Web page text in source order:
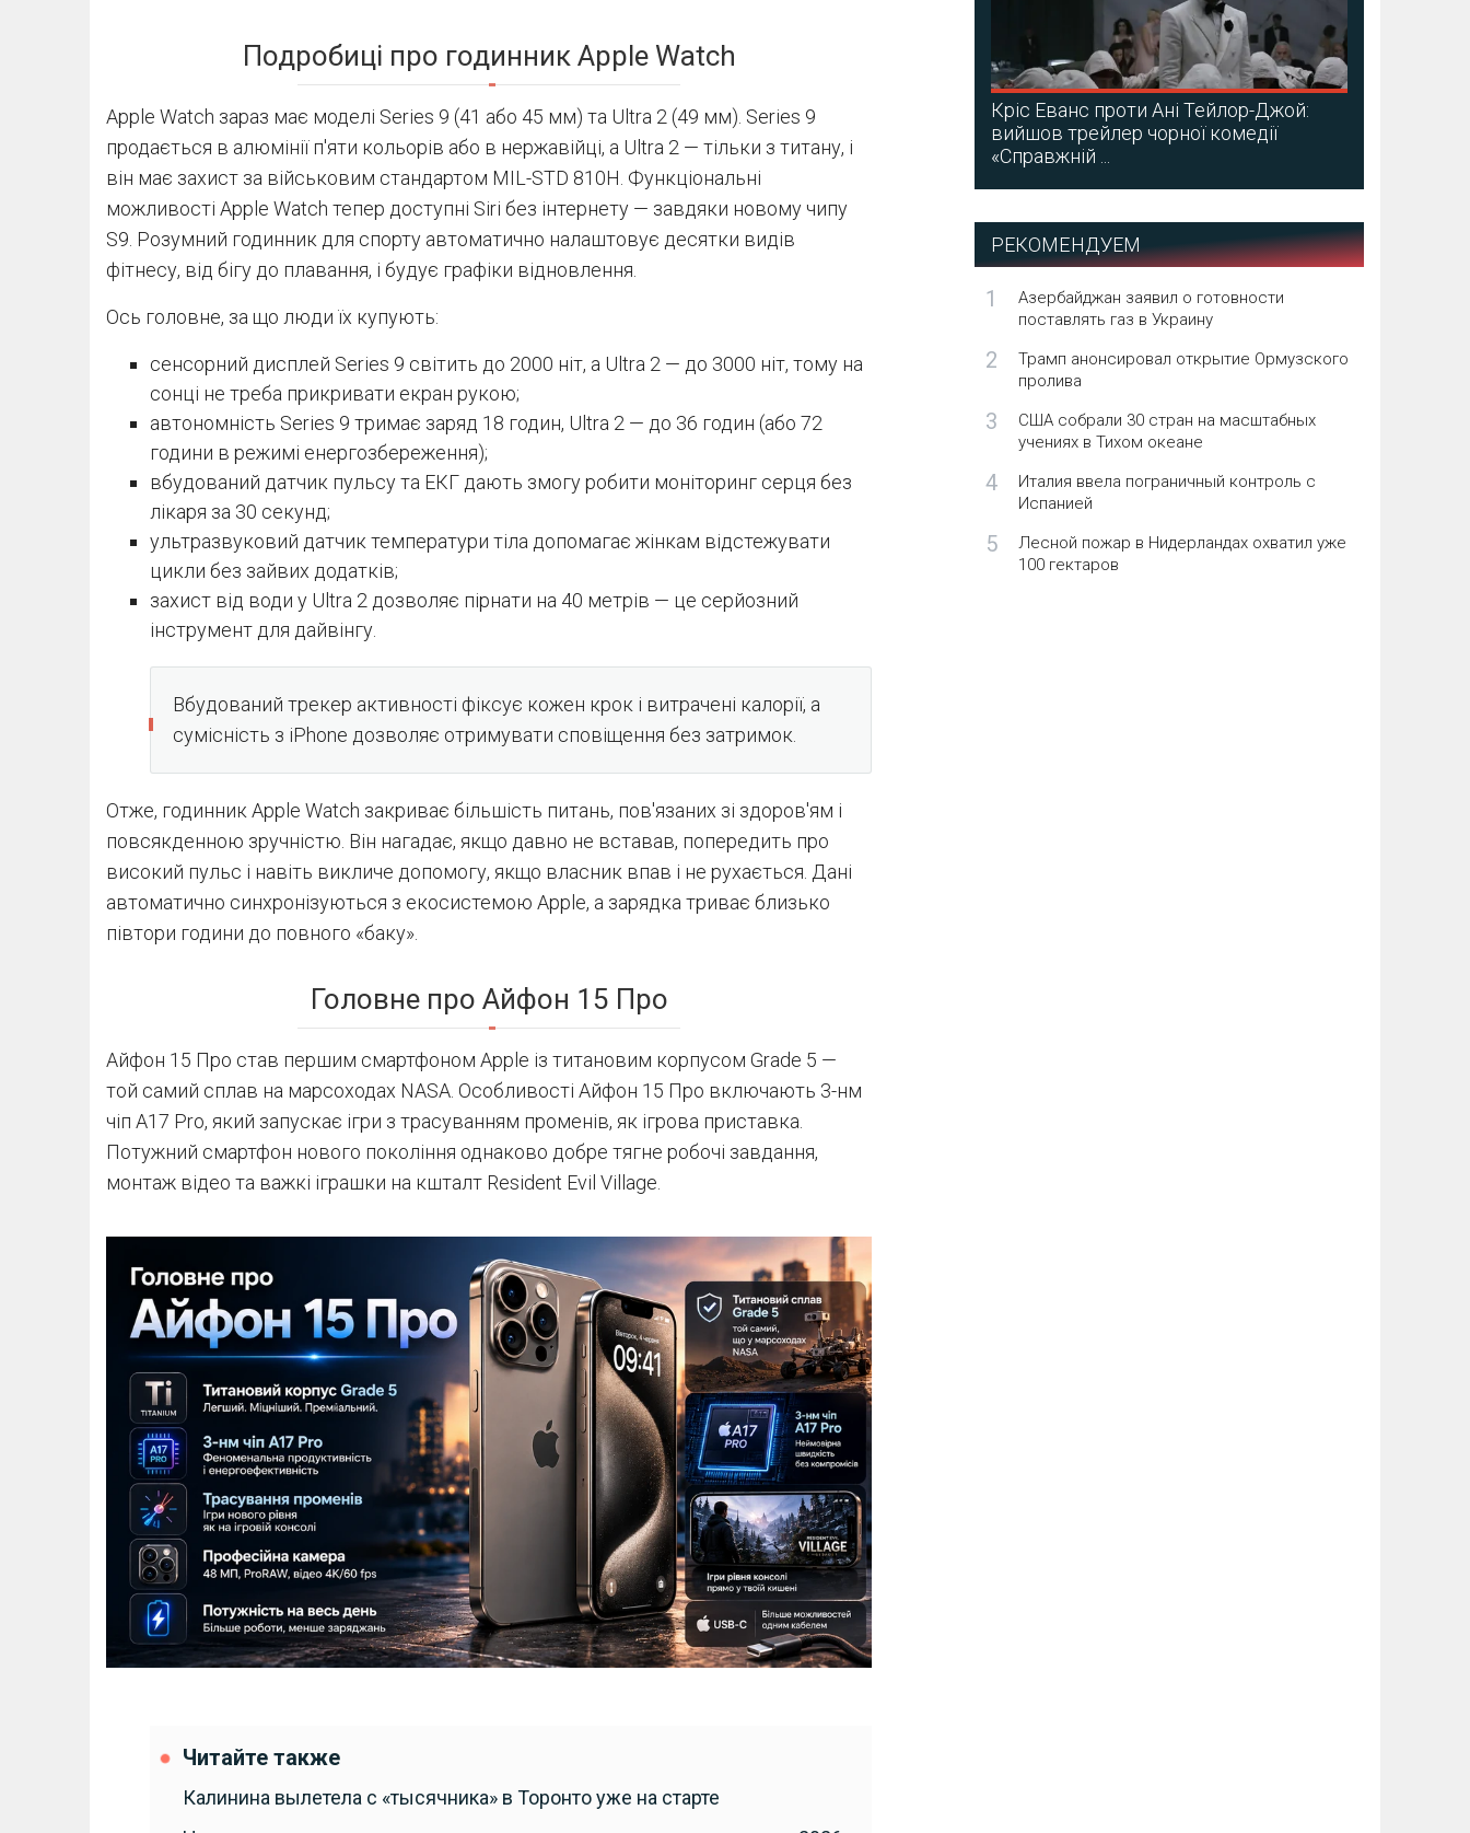
Подробиці про годинник Apple Watch
Apple Watch зараз має моделі Series 9 (41 або 45 мм) та Ultra 2 (49 мм). Series 9
продається в алюмінії п'яти кольорів або в нержавійці, а Ultra 2 — тільки з титану, і
він має захист за військовим стандартом MIL-STD 810H. Функціональні
можливості Apple Watch тепер доступні Siri без інтернету — завдяки новому чипу
S9. Розумний годинник для спорту автоматично налаштовує десятки видів
фітнесу, від бігу до плавання, і будує графіки відновлення.
Ось головне, за що люди їх купують:
сенсорний дисплей Series 9 світить до 2000 ніт, а Ultra 2 — до 3000 ніт, тому на
сонці не треба прикривати екран рукою;
автономність Series 9 тримає заряд 18 годин, Ultra 2 — до 36 годин (або 72
години в режимі енергозбереження);
вбудований датчик пульсу та ЕКГ дають змогу робити моніторинг серця без
лікаря за 30 секунд;
ультразвуковий датчик температури тіла допомагає жінкам відстежувати
цикли без зайвих додатків;
захист від води у Ultra 2 дозволяє пірнати на 40 метрів — це серйозний
інструмент для дайвінгу.
Вбудований трекер активності фіксує кожен крок і витрачені калорії, а
сумісність з iPhone дозволяє отримувати сповіщення без затримок.
Отже, годинник Apple Watch закриває більшість питань, пов'язаних зі здоров'ям і
повсякденною зручністю. Він нагадає, якщо давно не вставав, попередить про
високий пульс і навіть викличе допомогу, якщо власник впав і не рухається. Дані
автоматично синхронізуються з екосистемою Apple, а зарядка триває близько
півтори години до повного «баку».
Головне про Айфон 15 Про
Айфон 15 Про став першим смартфоном Apple із титановим корпусом Grade 5 —
той самий сплав на марсоходах NASA. Особливості Айфон 15 Про включають 3-нм
чіп A17 Pro, який запускає ігри з трасуванням променів, як ігрова приставка.
Потужний смартфон нового покоління однаково добре тягне робочі завдання,
монтаж відео та важкі іграшки на кшталт Resident Evil Village.
Читайте также
Калинина вылетела с «тысячника» в Торонто уже на старте
Кріс Еванс проти Ані Тейлор-Джой:
вийшов трейлер чорної комедії
«Справжній ...
РЕКОМЕНДУЕМ
1
Азербайджан заявил о готовности
поставлять газ в Украину
2
Трамп анонсировал открытие Ормузского
пролива
3
США собрали 30 стран на масштабных
учениях в Тихом океане
4
Италия ввела пограничный контроль с
Испанией
5
Лесной пожар в Нидерландах охватил уже
100 гектаров